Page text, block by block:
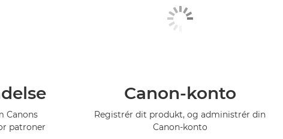
Canons
patroner
Canon-konto
Registrér dit produkt, og administrér din
Canon-konto